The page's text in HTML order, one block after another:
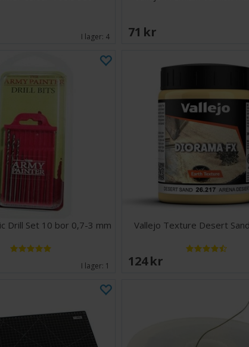
I lager: 4 71 SEK
Drill Set 10 bor 0,7-3 mm
I lager: 1
Vallejo Texture Desert
124 SEK